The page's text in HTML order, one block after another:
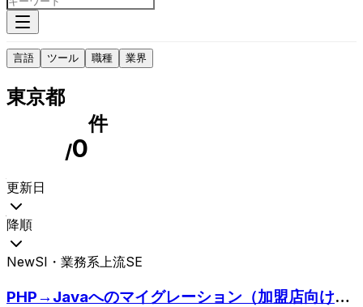
言語 ツール 職種 業界
東京都
/0
件
更新日
降順
NewSI・業務系上流SE
PHP→Javaへのマイグレーション（加盟店向けプ